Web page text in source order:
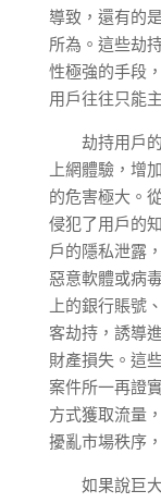
導致，還有的
所為。這些劫
性極強的手段
用戶往往只能
劫持用戶的
上網體驗，增
的危害極大。
侵犯了用戶的
戶的隱私泄露
惡意軟體或病
上的銀行賬號
客劫持，誘導
財產損失。這
案件所一再證
方式獲取流量
擾亂市場秩序
如果說巨大